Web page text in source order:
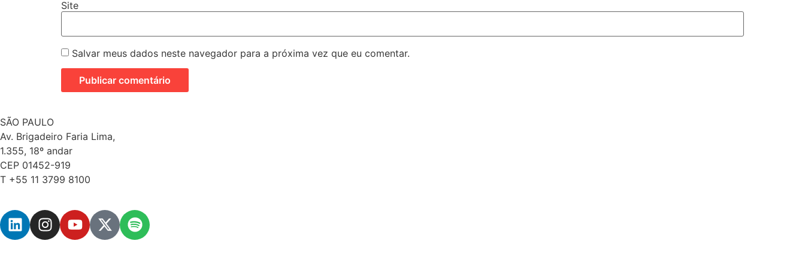
Site
Salvar meus dados neste navegador para a próxima vez que eu comentar.
SÃO PAULO
Av. Brigadeiro Faria Lima,
1.355, 18º andar
CEP 01452-919
T +55 11 3799 8100